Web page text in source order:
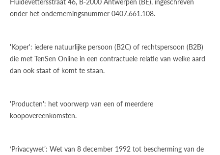
onder het ondernemingsnummer 0407.661.108.
'Koper': iedere natuurlijke persoon (B2C) of rechtspersoon (B2B)
die met TenSen Online in een contractuele relatie van welke aard
dan ook staat of komt te staan.
'Producten': het voorwerp van een of meerdere
koopovereenkomsten.
‘Privacywet’: Wet van 8 december 1992 tot bescherming van de